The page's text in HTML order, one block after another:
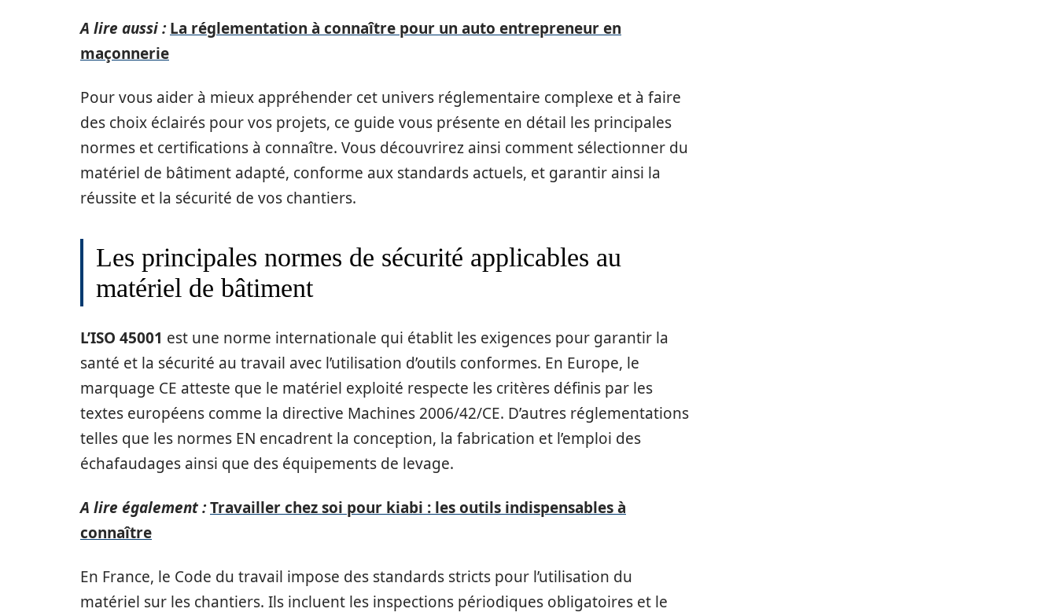
A lire aussi : La réglementation à connaître pour un auto entrepreneur en
maçonnerie
Pour vous aider à mieux appréhender cet univers réglementaire complexe et à faire
des choix éclairés pour vos projets, ce guide vous présente en détail les principales
normes et certifications à connaître. Vous découvrirez ainsi comment sélectionner du
matériel de bâtiment adapté, conforme aux standards actuels, et garantir ainsi la
réussite et la sécurité de vos chantiers.
Les principales normes de sécurité applicables au
matériel de bâtiment
L’ISO 45001 est une norme internationale qui établit les exigences pour garantir la
santé et la sécurité au travail avec l’utilisation d’outils conformes. En Europe, le
marquage CE atteste que le matériel exploité respecte les critères définis par les
textes européens comme la directive Machines 2006/42/CE. D’autres réglementations
telles que les normes EN encadrent la conception, la fabrication et l’emploi des
échafaudages ainsi que des équipements de levage.
A lire également :Travailler chez soi pour kiabi : les outils indispensables à
connaître
En France, le Code du travail impose des standards stricts pour l’utilisation du
matériel sur les chantiers. Ils incluent les inspections périodiques obligatoires et le